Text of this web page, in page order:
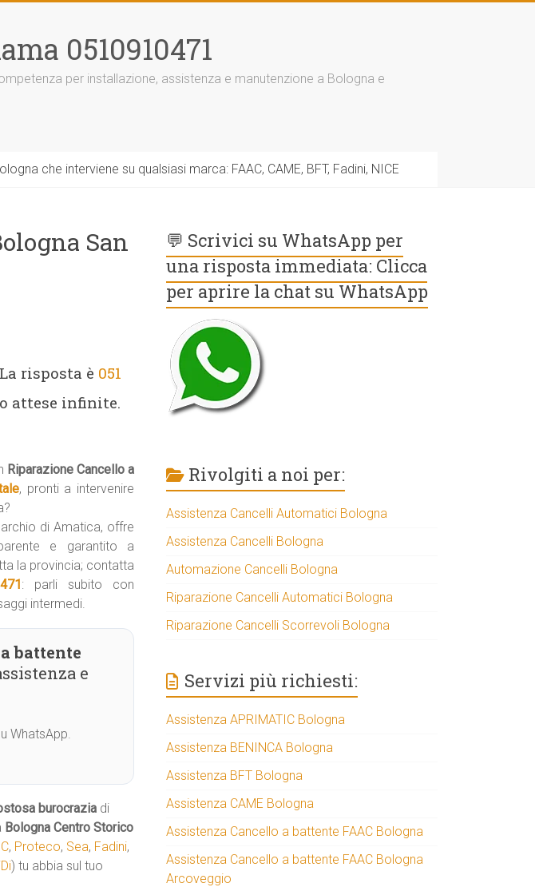
0510910471
per installazione, assistenza e manutenzione a Bologna e
che interviene su qualsiasi marca: FAAC, CAME, BFT, Fadini, NICE
San
risposta è 051
attese infinite.
Riparazione Cancello a
, pronti a intervenire
di Amatica, offre
e garantito a
la provincia; contatta
: parli subito con
intermedi.
battente
e
WhatsApp.
burocrazia di
Bologna Centro Storico
, Proteco, Sea, Fadini,
) tu abbia sul tuo
💬 Scrivici su WhatsApp per
una risposta immediata: Clicca
per aprire la chat su WhatsApp
Rivolgiti a noi per:
Assistenza Cancelli Automatici Bologna
Assistenza Cancelli Bologna
Automazione Cancelli Bologna
Riparazione Cancelli Automatici Bologna
Riparazione Cancelli Scorrevoli Bologna
Servizi più richiesti:
Assistenza APRIMATIC Bologna
Assistenza BENINCA Bologna
Assistenza BFT Bologna
Assistenza CAME Bologna
Assistenza Cancello a battente FAAC Bologna
Assistenza Cancello a battente FAAC Bologna
Arcoveggio